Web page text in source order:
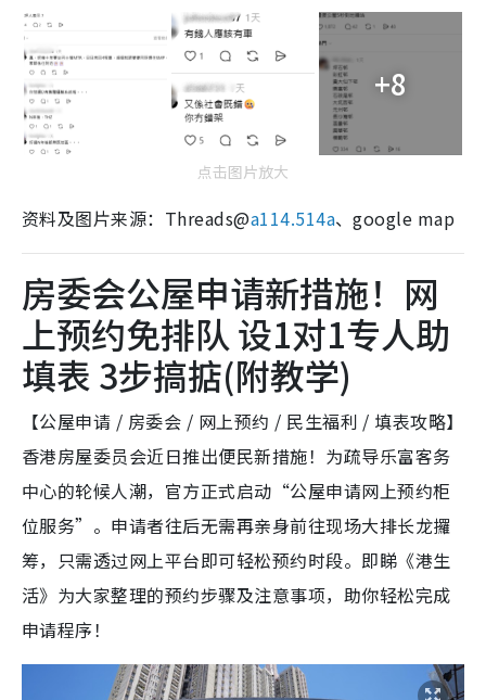
+8
点击图片放大
资料及图片来源：Threads@a114.514a、google map
房委会公屋申请新措施！网
上预约免排队 设1对1专人助
填表 3步搞掂(附教学)
【公屋申请 / 房委会 / 网上预约 / 民生福利 / 填表攻略】
香港房屋委员会近日推出便民新措施！为疏导乐富客务
中心的轮候人潮，官方正式启动“公屋申请网上预约柜
位服务”。申请者往后无需再亲身前往现场大排长龙攞
筹，只需透过网上平台即可轻松预约时段。即睇《港生
活》为大家整理的预约步骤及注意事项，助你轻松完成
申请程序！